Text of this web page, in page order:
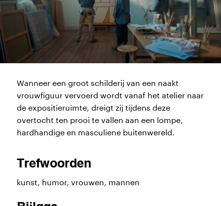
Wanneer een groot schilderij van een naakt
vrouwfiguur vervoerd wordt vanaf het atelier naar
de expositieruimte, dreigt zij tijdens deze
overtocht ten prooi te vallen aan een lompe,
hardhandige en masculiene buitenwereld.
Trefwoorden
kunst, humor, vrouwen, mannen